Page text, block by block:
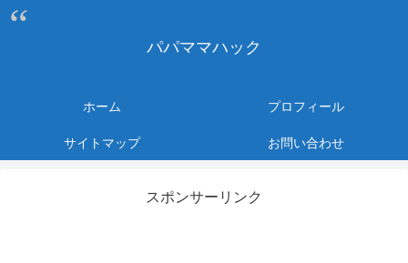
パパママハック
ホーム
プロフィール
サイトマップ
お問い合わせ
スポンサーリンク